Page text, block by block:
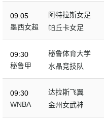
09:05
墨西女超
阿特拉斯女足
帕丘卡女足
09:30
秘鲁甲
秘鲁体育大学
水晶竞技队
09:30
WNBA
达拉斯飞翼
金州女武神